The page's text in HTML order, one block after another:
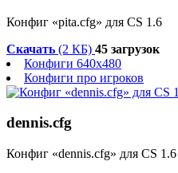
Конфиг «pita.cfg» для CS 1.6
Скачать (2 КБ) 45 загрузок
Конфиги 640x480
Конфиги про игроков
dennis.cfg
Конфиг «dennis.cfg» для CS 1.6